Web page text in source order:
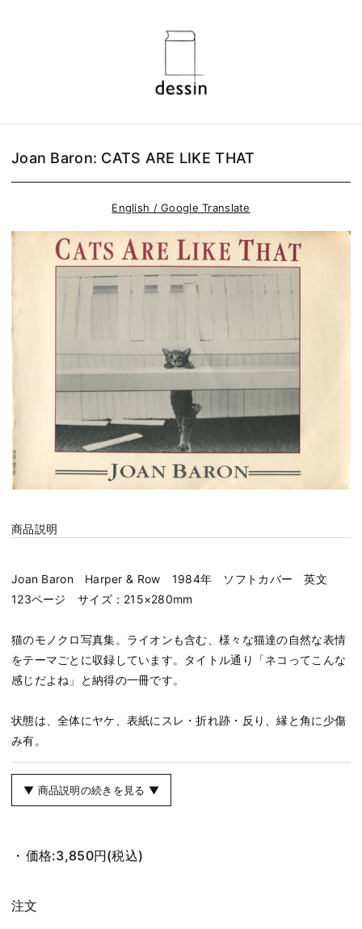
Joan Baron: CATS ARE LIKE THAT
English / Google Translate
商品説明
Joan Baron Harper & Row 1984年 ソフトカバー 英文
123ページ サイズ：215×280mm
猫のモノクロ写真集。ライオンも含む、様々な猫達の自然な表情
をテーマごとに収録しています。タイトル通り「ネコってこんな
感じだよね」と納得の一冊です。
状態は、全体にヤケ、表紙にスレ・折れ跡・反り、縁と角に少傷
み有。
▼ 商品説明の続きを見る ▼
価格:3,850円(税込)
注文